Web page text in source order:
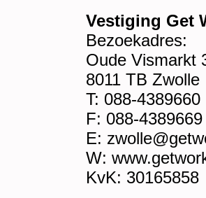
Vestiging Get
Bezoekadres:
Oude Vismarkt
8011 TB Zwolle
T: 088-4389660
F: 088-4389669
E:
W:
KvK: 30165858